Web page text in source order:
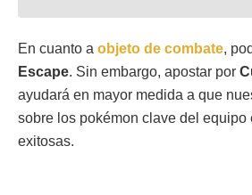
En cuanto a objeto de combate,
Escape. Sin embargo, apostar por
ayudará en mayor medida a que
sobre los pokémon clave del equipo
exitosas.